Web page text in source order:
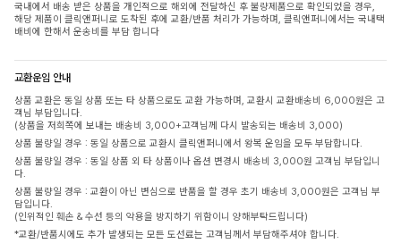
국내에서 배송 받은 상품을 개인적으로 해외에 전달하신 후 불량제품으로 확인되었을 경우,
해당 제품이 클릭앤퍼니로 도착된 후에 교환/반품 처리가 가능하며, 클릭앤퍼니에서는 국내택
배비에 한해서 운송비를 부담 합니다
교환운임 안내
상품 교환은 동일 상품 또는 타 상품으로도 교환 가능하며, 교환시 교환배송비 6,000원은 고
객님 부담입니다.
(상품을 저희쪽에 보내는 배송비 3,000+고객님께 다시 발송되는 배송비 3,000)
상품 불량일 경우 : 동일 상품으로 교환시 클릭앤퍼니에서 왕복 운임을 모두 부담합니다.
상품 불량일 경우 : 동일 상품 외 타 상품이나 옵션 변경시 배송비 3,000원 고객님 부담입니
다.
상품 불량일 경우 : 교환이 아닌 변심으로 반품을 할 경우 초기 배송비 3,000원은 고객님 부
담입니다.
(인위적인 훼손 & 수선 등의 악용을 방지하기 위함이니 양해부탁드립니다)
*교환/반품시에도 추가 발생되는 모든 도선료는 고객님께서 부담해주셔야 합니다.